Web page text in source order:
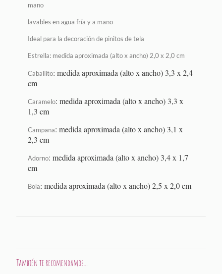
mano
lavables en agua fría y a mano
Ideal para la decoración de pinitos de tela
Estrella: medida aproximada (alto x ancho) 2,0 x 2,0 cm
Caballito: medida aproximada (alto x ancho) 3,3 x 2,4
cm
Caramelo: medida aproximada (alto x ancho) 3,3 x
1,3 cm
Campana: medida aproximada (alto x ancho) 3,1 x
2,3 cm
Adorno: medida aproximada (alto x ancho) 3,4 x 1,7
cm
Bola: medida aproximada (alto x ancho) 2,5 x 2,0 cm
También te recomendamos…